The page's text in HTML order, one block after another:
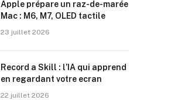
Apple prépare un raz-de-marée
Mac : M6, M7, OLED tactile
23 juillet 2026
Record a Skill : l’IA qui apprend
en regardant votre ecran
22 juillet 2026